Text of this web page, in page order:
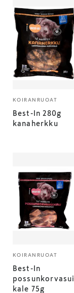
KOIRANRUOAT
Best-In 280g
kanaherkku
KOIRANRUOAT
Best-In
possunkorvasui
kale 75g